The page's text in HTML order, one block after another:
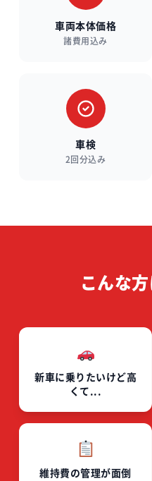
車両本体価格
諸費用込み
車検
2回分込み
こんな
新車に乗りたいけど高
くて...
維持費の管理が面倒